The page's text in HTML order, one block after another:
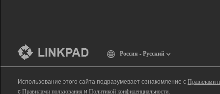
Россия - Русский
Использование этого сайта подразумевает ознакомление с Правилами
с Правилами пользования и Политикой конфиденциальности.